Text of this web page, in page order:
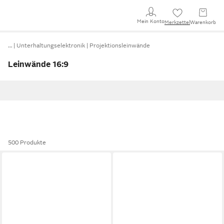
Mein KontoMerkzettel Warenkorb
… Unterhaltungselektronik Projektionsleinwände
Leinwände 16:9
500 Produkte